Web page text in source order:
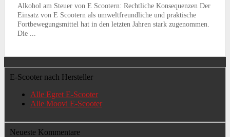
Alkohol am Steuer von E Scootern: Rechtliche Konsequenzen Der
Einsatz von E Scootern als umweltfreundliche und praktische
Fortbewegungsmittel hat in den letzten Jahren stark zugenommen.
Die ...
E-Scooter nach Hersteller
Alle Egret E-Scooter
Alle Moovi E-Scooter
Neueste Kommentare